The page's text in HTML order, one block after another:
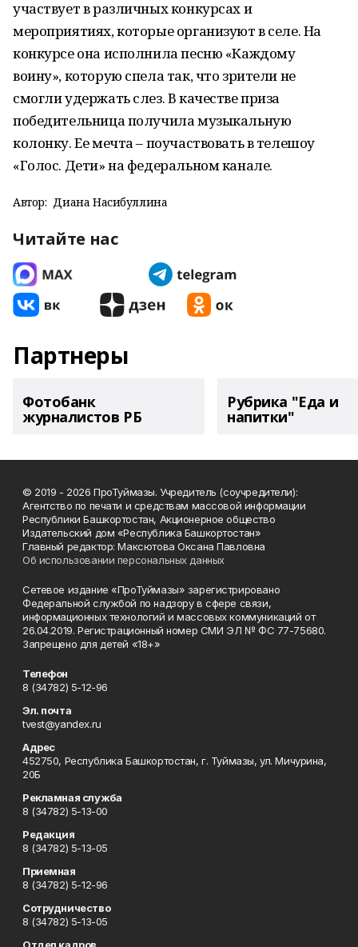
участвует в различных конкурсах и
мероприятиях, которые организуют в селе. На
конкурсе она исполнила песню «Каждому
воину», которую спела так, что зрители не
смогли удержать слез. В качестве приза
победительница получила музыкальную
колонку. Ее мечта – поучаствовать в телешоу
«Голос. Дети» на федеральном канале.
Автор: Диана Насибуллина
Читайте нас
Партнеры
Фотобанк
журналистов РБ
Рубрика "Еда и
напитки"
© 2019 - 2026 ПроТуймазы. Учредитель (соучредители):
Агентство по печати и средствам массовой информации
Республики Башкортостан, Акционерное общество
Издательский дом «Республика Башкортостан»
Главный редактор: Максютова Оксана Павловна
Об использовании персональных данных
Сетевое издание «ПроТуймазы» зарегистрировано
Федеральной службой по надзору в сфере связи,
информационных технологий и массовых коммуникаций от
26.04.2019. Регистрационный номер СМИ ЭЛ № ФС 77-75680.
Запрещено для детей «18+»
Телефон
8 (34782) 5-12-96
Эл. почта
tvest@yandex.ru
Адрес
452750, Республика Башкортостан, г. Туймазы, ул. Мичурина,
20Б
Рекламная служба
8 (34782) 5-13-00
Редакция
8 (34782) 5-13-05
Приемная
8 (34782) 5-12-96
Сотрудничество
8 (34782) 5-13-05